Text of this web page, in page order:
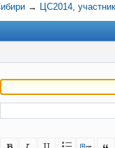
→ ЦС2014,